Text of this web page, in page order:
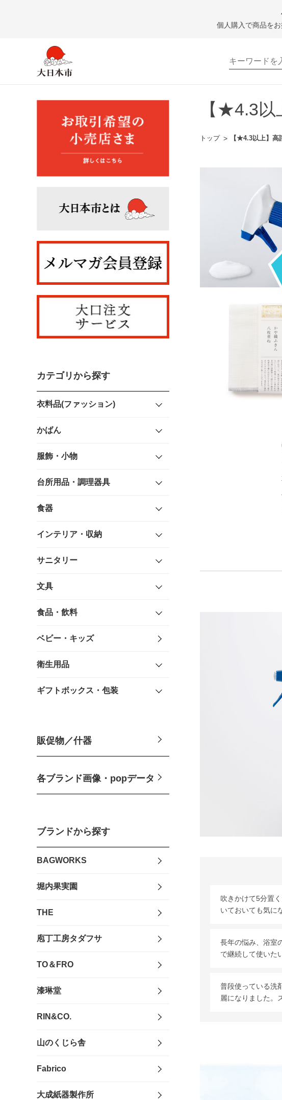
個人購入で商品を
カテゴリから探す
衣料品(ファッション)
かばん
服飾・小物
台所用品・調理器具
食器
インテリア・収納
サニタリー
文具
食品・飲料
ベビー・キッズ
衛生用品
ギフトボックス・包装
販促物／什器
各ブランド画像・popデータ
ブランドから探す
BAGWORKS
堀内果実園
THE
庖丁工房タダフサ
TO＆FRO
漆琳堂
RIN&CO.
山のくじら舎
Fabrico
大成紙器製作所
【★4.3
トップ 【★4.3以上】高
吹きかけて5分置
いておいても気に
長年の悩み、浴室
で継続して使いた
普段使っている洗
麗になりました。